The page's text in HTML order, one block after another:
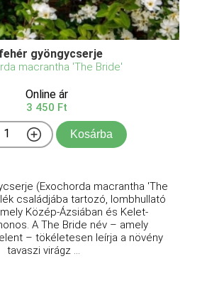
gyöngycserje
macrantha 'The Bride'
Online ár
3 450 Ft
Kosárba
(Exochorda macrantha 'The
családjába tartozó, lombhullató
Közép-Ázsiában és Kelet-
A The Bride név – amely
– tökéletesen leírja a növény
tavaszi virágz ...